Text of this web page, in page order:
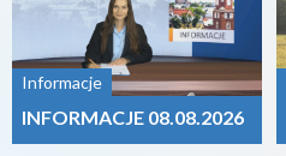
Informacje
INFORMACJE 08.08.2026